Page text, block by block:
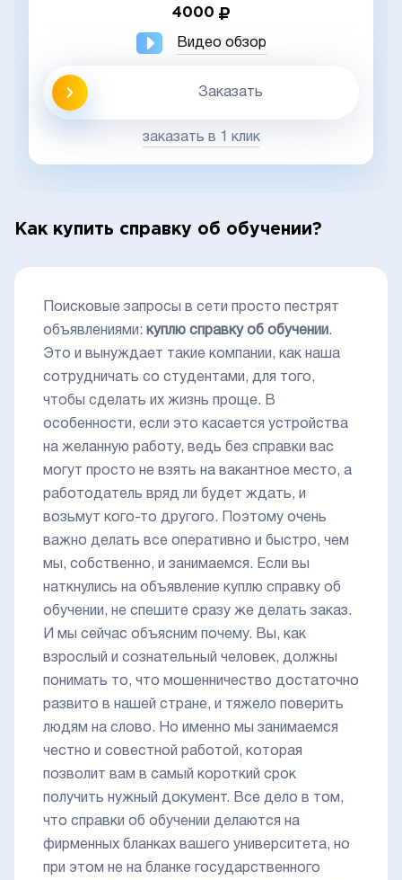
4000
Видео обзор
Заказать
заказать в 1 клик
Как купить справку об обучении?
Поисковые запросы в сети просто пестрят
объявлениями: куплю справку об обучении .
Это и вынуждает такие компании, как наша
сотрудничать со студентами, для того,
чтобы сделать их жизнь проще. В
особенности, если это касается устройства
на желанную работу, ведь без справки вас
могут просто не взять на вакантное место, а
работодатель вряд ли будет ждать, и
возьмут кого-то другого. Поэтому очень
важно делать все оперативно и быстро, чем
мы, собственно, и занимаемся. Если вы
наткнулись на объявление куплю справку об
обучении, не спешите сразу же делать заказ.
И мы сейчас объясним почему. Вы, как
взрослый и сознательный человек, должны
понимать то, что мошенничество достаточно
развито в нашей стране, и тяжело поверить
людям на слово. Но именно мы занимаемся
честно и совестной работой, которая
позволит вам в самый короткий срок
получить нужный документ. Все дело в том,
что справки об обучении делаются на
фирменных бланках вашего университета, но
при этом не на бланке государственного